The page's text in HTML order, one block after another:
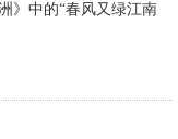
》中的“春风又绿江南